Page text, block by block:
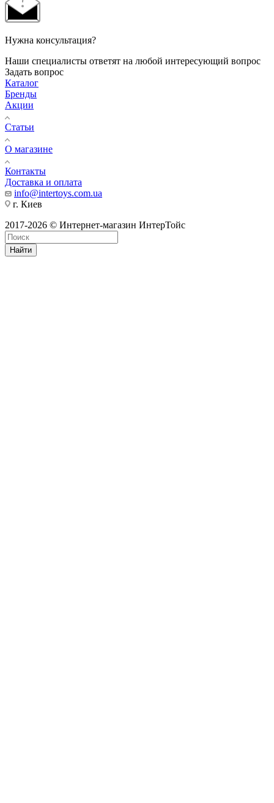
Нужна консультация?
Наши специалисты ответят на любой интересующий вопрос
Задать вопрос
Каталог
Бренды
Акции
Статьи
О магазине
Контакты
Доставка и оплата
info@intertoys.com.ua
г. Киев
2017-2026 © Интернет-магазин ИнтерТойс
Найти